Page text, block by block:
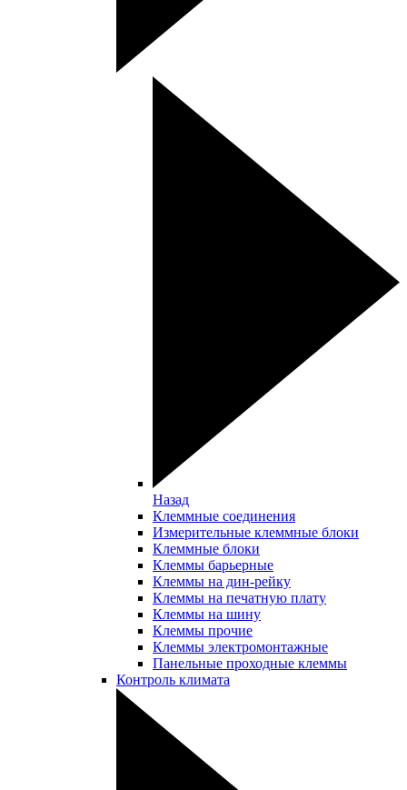
Назад
Клеммные соединения
Измерительные клеммные блоки
Клеммные блоки
Клеммы барьерные
Клеммы на дин-рейку
Клеммы на печатную плату
Клеммы на шину
Клеммы прочие
Клеммы электромонтажные
Панельные проходные клеммы
Контроль климата